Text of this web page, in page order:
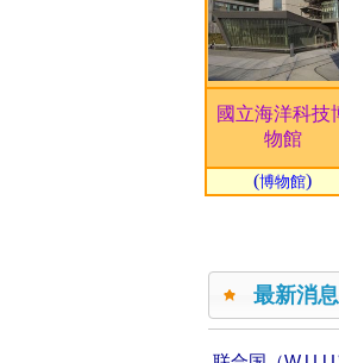
國立海洋科技
物館
(博物館)
最新消息